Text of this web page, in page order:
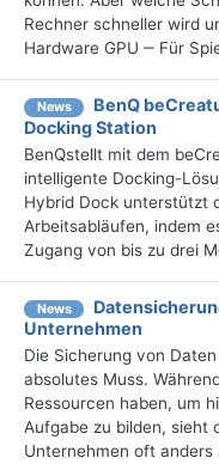
Rechner schneller wird
Hardware GPU ‒ Für
News
BenQ
Docking Station
BenQstellt mit dem
intelligente Docking-
Hybrid Dock unterstützt
Arbeitsabläufen, indem
Zugang von bis zu drei
News
Unternehmen
Die Sicherung von
absolutes Muss.
Ressourcen haben, um
Aufgabe zu bilden, sieht
Unternehmen oft anders